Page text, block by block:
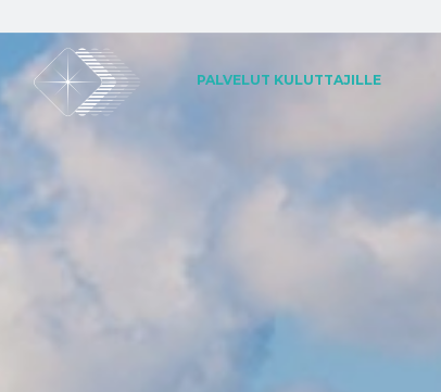
PALVELUT KULUTTAJILLE